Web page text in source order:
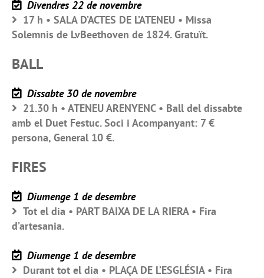
Divendres 22 de novembre
17 h • SALA D’ACTES DE L’ATENEU • Missa
Solemnis de LvBeethoven de 1824. Gratuït.
BALL
Dissabte 30 de novembre
21.30 h • ATENEU ARENYENC • Ball del dissabte
amb el Duet Festuc. Soci i Acompanyant: 7 €
persona, General 10 €.
FIRES
Diumenge 1 de desembre
Tot el dia • PART BAIXA DE LA RIERA • Fira
d’artesania.
Diumenge 1 de desembre
Durant tot el dia • PLAÇA DE L’ESGLÉSIA • Fira